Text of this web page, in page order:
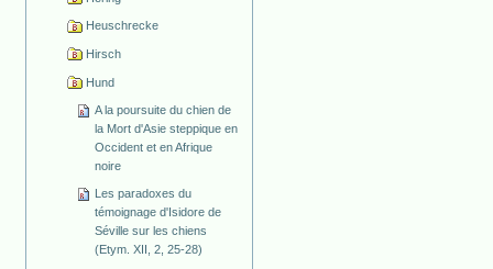
Heuschrecke
Hirsch
Hund
A la poursuite du chien de
la Mort d'Asie steppique en
Occident et en Afrique
noire
Les paradoxes du
témoignage d'Isidore de
Séville sur les chiens
(Etym. XII, 2, 25-28)